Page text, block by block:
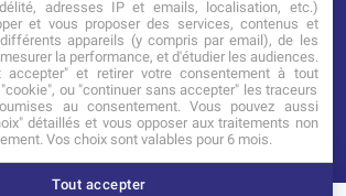
adresses IP et emails, localisation, etc.)
et vous proposer des services, contenus et
appareils (y compris par email), de les
la performance, et d'étudier les audiences.
accepter" et retirer votre consentement à tout
ou "continuer sans accepter" les traceurs
au consentement. Vous pouvez aussi
détaillés et vous opposer aux traitements non
Vos choix sont valables pour 6 mois.
Tout accepter
1